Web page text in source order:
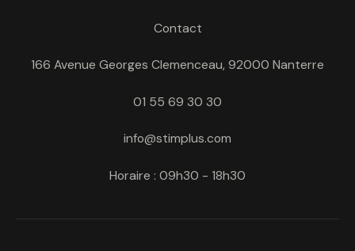
Contact
166 Avenue Georges Clemenceau, 92000 Nanterre
01 55 69 30 30
info@stimplus.com
Horaire : 09h30 - 18h30